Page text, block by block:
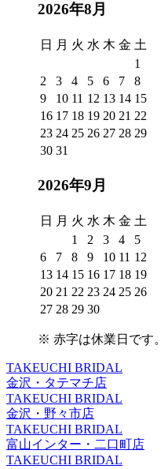
2026年8月
日 月 火 水 木 金 土
1
2
3 4 5 6 7
8
9
10 11 12 13 14 15
16 17 18 19 20 21 22
23 24 25 26 27 28 29
30 31
2026年9月
日 月 火 水 木 金 土
1
2 3 4
5
6
7 8 9 10 11 12
13 14 15 16 17 18 19
20 21 22 23 24 25 26
27 28 29 30
※ 赤字は休業日 です。
TAKEUCHI BRIDAL
金沢・タテマチ店
TAKEUCHI BRIDAL
金沢・野々市店
TAKEUCHI BRIDAL
富山インター・二口町店
TAKEUCHI BRIDAL